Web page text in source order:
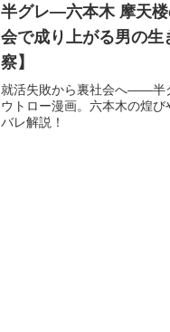
半グレ―六本木 摩天
会で成り上がる男の
察】
就活失敗から裏社会へ——半
ウトロー漫画。六本木の煌
バレ解説！